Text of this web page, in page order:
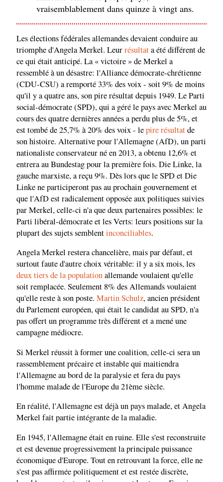
vraisemblablement dans quinze à vingt ans.
Les élections fédérales allemandes devaient conduire au
triomphe d'Angela Merkel. Leurrésultata été différent de
ce qui était anticipé. La « victoire » de Merkel a
ressemblé à un désastre: l'Alliance démocrate-chrétienne
(CDU-CSU) a remporté 33% des voix - soit 9% de moins
qu'il y a quatre ans, son pire résultat depuis 1949. Le Parti
social-démocrate (SPD), qui a géré le pays avec Merkel au
cours des quatre dernières années a perdu plus de 5%, et
est tombé de 25,7% à 20% des voix - lepire résultatde
son histoire. Alternative pour l'Allemagne (AfD), un parti
nationaliste conservateur né en 2013, a obtenu 12,6% et
entrera au Bundestag pour la première fois. Die Linke, la
gauche marxiste, a reçu 9%. Dès lors que le SPD et Die
Linke ne participeront pas au prochain gouvernement et
que l'AfD est radicalement opposée aux politiques suivies
par Merkel, celle-ci n'a que deux partenaires possibles: le
Parti libéral-démocrate et les Verts: leurs positions sur la
plupart des sujets semblentinconciliables.
Angela Merkel restera chancelière, mais par défaut, et
surtout faute d'autre choix véritable: il y a six mois, les
deux tiers de la populationallemande voulaient qu'elle
soit remplacée. Seulement 8% des Allemands voulaient
qu'elle reste à son poste. Martin Schulz, ancien président
du Parlement européen, qui était le candidat au SPD, n'a
pas offert un programme très différent et a mené une
campagne médiocre.
Si Merkel réussit à former une coalition, celle-ci sera un
rassemblement précaire et instable qui maitiendra
l'Allemagne au bord de la paralysie et fera du pays
l'homme malade de l'Europe du 21ème siècle.
En réalité, l'Allemagne est déjà un pays malade, et Angela
Merkel fait partie intégrante de la maladie.
En 1945, l'Allemagne était en ruine. Elle s'est reconstruite
et est devenue progressivement la principale puissance
économique d'Europe. Tout en retrouvant la force, elle ne
s'est pas affirmée politiquement et est restée discrète,